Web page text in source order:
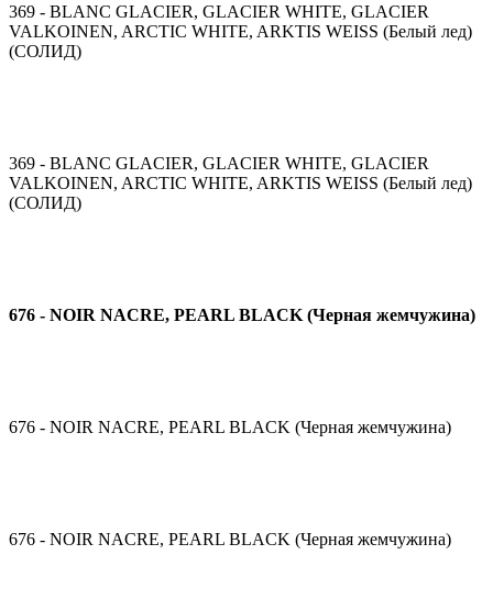
369 - BLANC GLACIER, GLACIER WHITE, GLACIER
VALKOINEN, ARCTIC WHITE, ARKTIS WEISS (Белый лед)
(СОЛИД)
369 - BLANC GLACIER, GLACIER WHITE, GLACIER
VALKOINEN, ARCTIC WHITE, ARKTIS WEISS (Белый лед)
(СОЛИД)
676 - NOIR NACRE, PEARL BLACK (Черная жемчужина)
676 - NOIR NACRE, PEARL BLACK (Черная жемчужина)
676 - NOIR NACRE, PEARL BLACK (Черная жемчужина)